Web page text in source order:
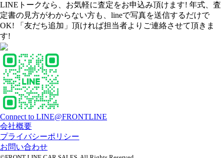
LINEトークなら、お気軽に査定をお申込み頂けます! 年式、査
定書の見方がわからない方も、lineで写真を送信するだけで
OK! 「友だち追加」頂ければ担当者よりご連絡させて頂きま
す!
Connect to LINE@FRONTLINE
会社概要
プライバシーポリシー
お問い合わせ